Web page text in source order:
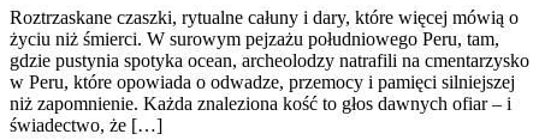
Roztrzaskane czaszki, rytualne całuny i dary, które więcej mówią o
życiu niż śmierci. W surowym pejzażu południowego Peru, tam,
gdzie pustynia spotyka ocean, archeolodzy natrafili na cmentarzysko
w Peru, które opowiada o odwadze, przemocy i pamięci silniejszej
niż zapomnienie. Każda znaleziona kość to głos dawnych ofiar – i
świadectwo, że […]